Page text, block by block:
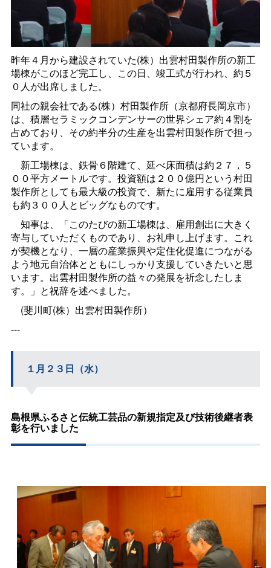
昨年４月から建設されていた(株）出雲村田製作所の新工
場棟がこのほど完工し、この日、竣工式が行われ、約５
０人が出席しました。
同社の親会社である(株）村田製作所（京都府長岡京市）
は、積層セラミックコンデンサーの世界シェア約４割を
占めており、その約半分の生産を出雲村田製作所で担っ
ています。
新工場棟は、鉄骨６階建て、延べ床面積は約２７，５
００平方メートルです。投資額は２００億円という村田
製作所としても最大級の投資で、新たに雇用する従業員
も約３００人とビッグなものです。
知事は、「このたびの新工場棟は、雇用創出に大きく
寄与していただくものであり、お礼申し上げます。これ
が契機となり、一層の産業振興や定住化促進につながる
よう地元自治体とともにしっかり支援していきたいと思
います。出雲村田製作所の益々の発展を祈念したしま
す。」と祝辞を述べました。
(斐川町(株）出雲村田製作所）
---
１月２３日（水）
島根県ふるさと伝統工芸品の新規指定及び技術後継者表
彰を行いました